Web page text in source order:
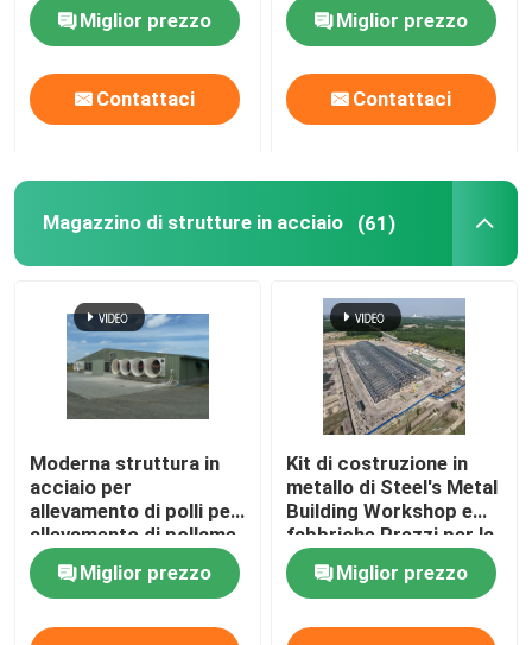
pollame per 200000
polli da carne
Miglior prezzo
Contattaci
Miglior prezzo
Contattaci
Magazzino di strutture in acciaio (61)
Moderna struttura in
acciaio per
allevamento di polli per
allevamento di pollame,
costruzione di
strutture in acciaio
leggero per pollame
Miglior prezzo
Kit di costruzione in
metallo di Steel's Metal
Building Workshop e
fabbriche Prezzi per la
costruzione di
strutture in acciaio
Miglior prezzo